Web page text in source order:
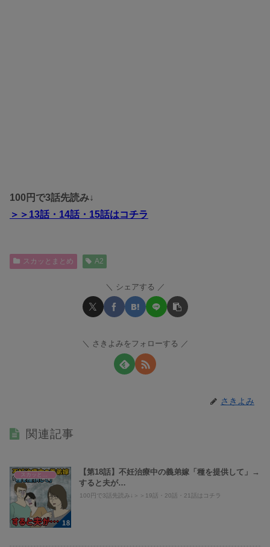
100円で3話先読み↓
＞＞ 13話・14話・15話はコチラ
スカッとまとめ A2
シェアする
さきよみをフォローする
さきよみ
関連記事
【第18話】不妊治療中の義弟嫁「種を提供して」→
すると夫が…
100円で3話先読み↓＞＞19話・20話・21話はコチラ